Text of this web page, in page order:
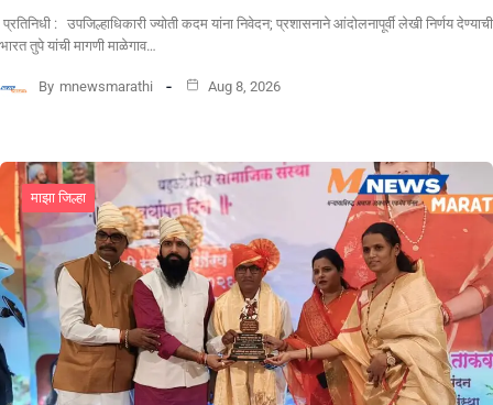
प्रतिनिधी : उपजिल्हाधिकारी ज्योती कदम यांना निवेदन; प्रशासनाने आंदोलनापूर्वी लेखी निर्णय देण्याची
भारत तुपे यांची मागणी माळेगाव…
By mnewsmarathi Aug 8, 2026
माझा जिल्हा